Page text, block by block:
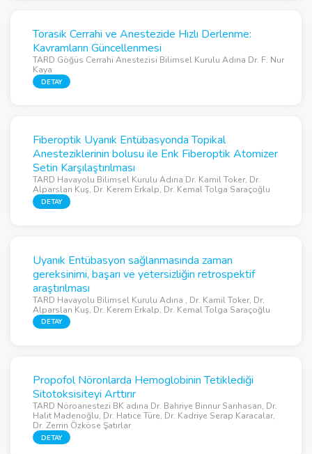
Torasik Cerrahi ve Anestezide Hızlı Derlenme:
Kavramların Güncellenmesi
TARD Göğüs Cerrahi Anestezisi Bilimsel Kurulu Adına Dr. F. Nur
Kaya
DETAY
Fiberoptik Uyanık Entübasyonda Topikal
Anesteziklerinin bolusu ile Enk Fiberoptik Atomizer
Setin Karşılaştırılması
TARD Havayolu Bilimsel Kurulu Adına Dr. Kamil Toker, Dr.
Alparslan Kuş, Dr. Kerem Erkalp, Dr. Kemal Tolga Saraçoğlu
DETAY
Uyanık Entübasyon sağlanmasında zaman
gereksinimi, başarı ve yetersizliğin retrospektif
araştırılması
TARD Havayolu Bilimsel Kurulu Adına , Dr. Kamil Toker, Dr.
Alparslan Kuş, Dr. Kerem Erkalp, Dr. Kemal Tolga Saraçoğlu
DETAY
Propofol Nöronlarda Hemoglobinin Tetiklediği
Sitotoksisiteyi Arttırır
TARD Nöroanestezi BK adına Dr. Bahriye Binnur Sarıhasan, Dr.
Halit Madenoğlu, Dr. Hatice Türe, Dr. Kadriye Serap Karacalar,
Dr. Zerrin Özköse Şatırlar
DETAY